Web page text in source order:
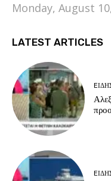
Monday, August
LATEST ARTICLES